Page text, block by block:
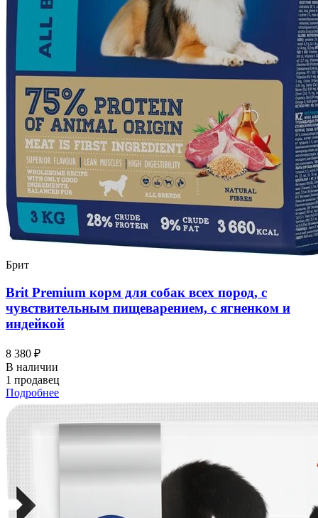
Брит
Brit Premium корм для собак всех пород, с
чувствительным пищеварением, с ягненком и
индейкой
8 380 ₽
В наличии
1 продавец
Подробнее